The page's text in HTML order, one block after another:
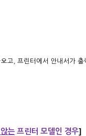
고, 프린터에서 안내서가 출
는프린터 모델인 경우]